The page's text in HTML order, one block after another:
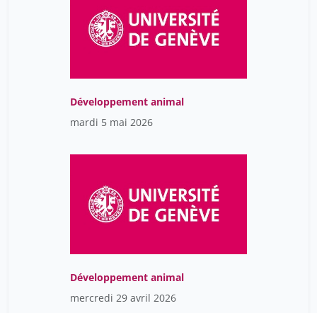
Développement animal
mardi 5 mai 2026
Développement animal
mercredi 29 avril 2026